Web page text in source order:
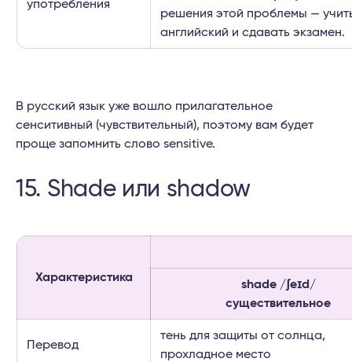
употребления
решения этой проблемы —
английский и сдавать экзамен.
В русский язык уже вошло прилагательное
сенситивный (чувствительный), поэтому вам будет
проще запомнить слово sensitive.
15. Shade или shadow
Характеристика
shade /ʃeɪd/
существительное
Перевод
тень для защиты от солнца,
прохладное место